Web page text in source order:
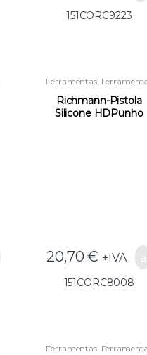
151CORC9223
Ferramentas,
Construção,Outras
Ferramentas
Richmann-Pistola
Silicone HDPunho
20,70€ +IVA
151CORC8008
Ferramentas,